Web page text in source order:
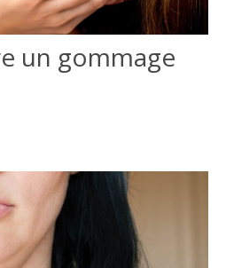
un gommage